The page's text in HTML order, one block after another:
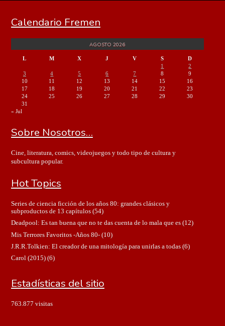
Calendario Fremen
AGOSTO 2026
L M X J V S
D
1
2
3
4 5 6 7 8
9
10
11 12 13 14 15
16
17
18 19 20 21 22
23
24
25 26 27 28 29
30
31
« Jul
Sobre Nosotros…
Cine, literatura, comics, videojuegos y todo tipo de cultura y
subcultura popular.
Hot Topics
Series de ciencia ficción de los años 80: grandes clásicos y
subproductos de 13 capítulos(54)
Deadpool: Es tan buena que no te das cuenta de lo mala que es(12)
Mis Terrores Favoritos -Años 80-(10)
J.R.R.Tolkien: El creador de una mitología para unirlas a todas(6)
Carol (2015)(6)
Estadísticas del sitio
763.877 visitas